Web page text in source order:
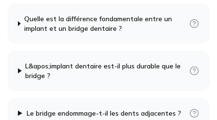
Quelle est la différence fondamentale entre un
implant et un bridge dentaire ?
L&apos;implant dentaire est-il plus durable que le
bridge ?
Le bridge endommage-t-il les dents adjacentes ?